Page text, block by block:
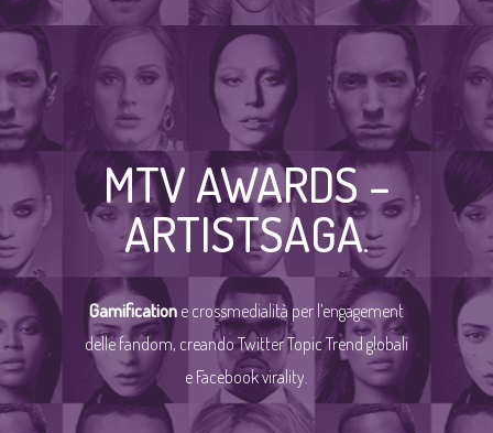
MTV AWARDS –
ARTISTSAGA.
Gamification e crossmedialità per l’engagement
delle fandom, creando Twitter Topic Trend globali
e Facebook virality.